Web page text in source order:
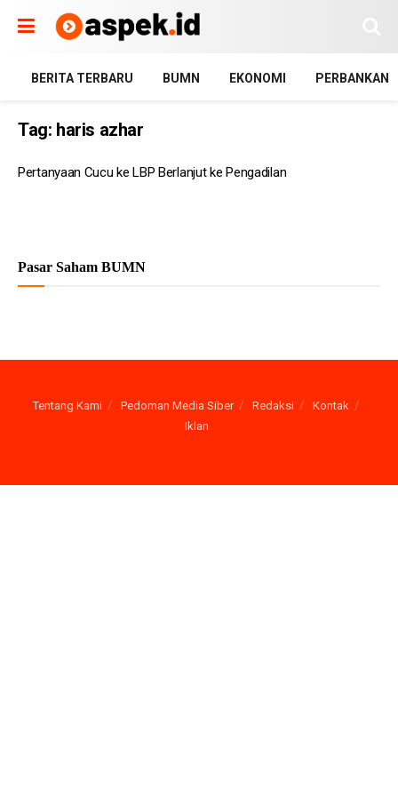
BERITA TERBARU BUMN EKONOMI PERBANKAN
Tag: haris azhar
Pertanyaan Cucu ke LBP Berlanjut ke Pengadilan
Pasar Saham BUMN
Tentang Kami Pedoman Media Siber Redaksi
Kontak
Iklan